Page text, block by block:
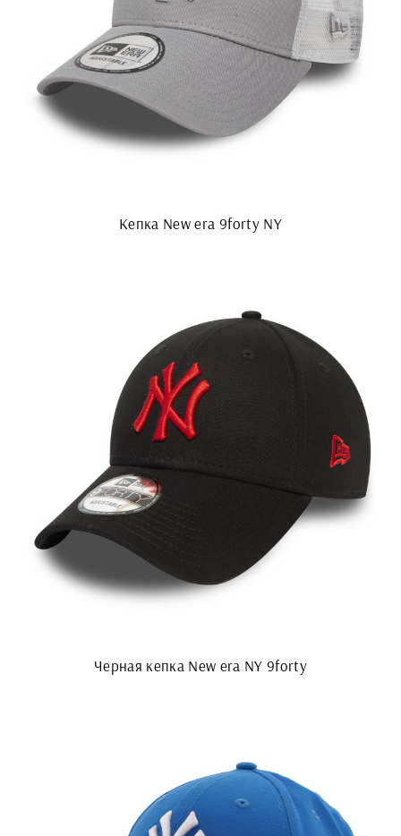
Кепка New era 9forty NY
Черная кепка New era NY 9forty